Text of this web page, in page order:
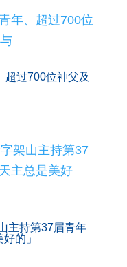
超过700位神父及
主持第37届青年
的」